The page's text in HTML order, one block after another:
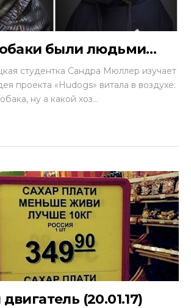
были людьми…
студентка Сандра Мюллер изучает
проекта «Hudogs» витала в воздухе:
ну а какой хоз...
(20.01.17)